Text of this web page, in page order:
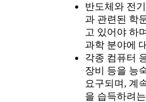
반도체와 전
과 관련된 학
고 있어야 하
과학 분야에
각종 컴퓨터
장비 등을 능
요구되며, 계
을 습득하려